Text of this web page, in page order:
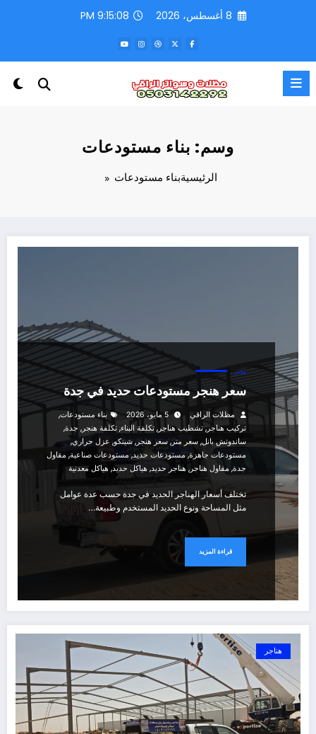
8 أغسطس، 2026 9:15:09 PM
وسم: بناء مستودعات
الرئيسيةبناء مستودعات
هناجر
سعر هنجر مستودعات حديد في جدة
مظلات الراقي 5 مايو، 2026 بناء مستودعات,
تركيب هناجر,تشطيب هناجر , تكلفة البناء, تكلفة هنجر , جدة,
ساندوتش بانل, سعر متر , سعر هنجر , شينكو, عزل حراري,
مستودعات جاهزة, مستودعات حديد, مستودعات صناعية, مقاول
جدة, مقاول هناجر , هناجر حديد, هياكل حديد, هياكل معدنية
تختلف أسعار الهناجر الحديد في جدة حسب عدة عوامل
مثل المساحة ونوع الحديد المستخدم وطبيعة…
قراءة المزيد
هناجر